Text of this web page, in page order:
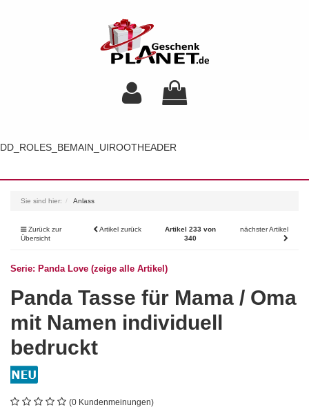
DD_ROLES_BEMAIN_UIROOTHEADER
Sie sind hier: Anlass
Zurück zur
Übersicht
Artikel zurück
Artikel 233 von
340
nächster Artikel
Serie: Panda Love (zeige alle Artikel)
Panda Tasse für Mama / Oma
mit Namen individuell
bedruckt
(0 Kundenmeinungen)